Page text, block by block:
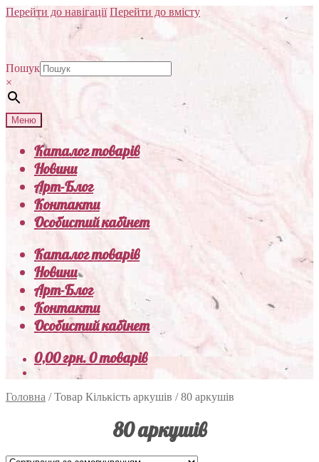
Перейти до навігації Перейти до вмісту
Пошук
×
Меню
Каталог товарів
Новини
Арт-Блог
Контакти
Особистий кабінет
Каталог товарів
Новини
Арт-Блог
Контакти
Особистий кабінет
0,00грн.0 товарів
Головна /Товар Кількість аркушів /80 аркушів
80 аркушів